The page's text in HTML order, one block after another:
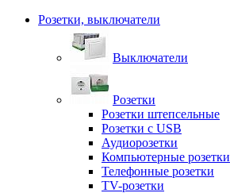
Розетки, выключатели
Выключатели
Розетки
Розетки штепсельные
Розетки с USB
Аудиорозетки
Компьютерные розетки
Телефонные розетки
TV-розетки